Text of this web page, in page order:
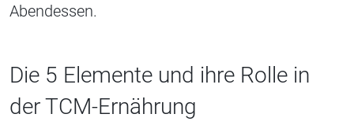
Abendessen.
Die 5 Elemente und ihre Rolle in
der TCM-Ernährung